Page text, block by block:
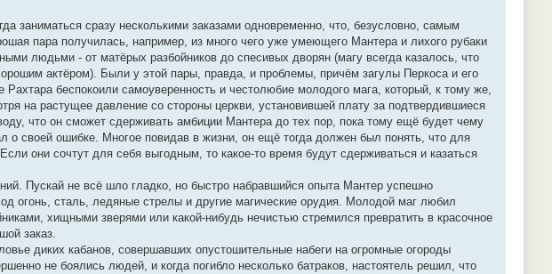
заниматься сразу несколькими заказами одновременно, что, безусловно, самым
пара получилась, например, из много чего уже умеющего Мантера и лихого рубаки
людьми - от матёрых разбойников до спесивых дворян (магу всегда казалось, что
актёром). Были у этой пары, правда, и проблемы, причём загулы Перкоса и его
беспокоили самоуверенность и честолюбие молодого мага, который, к тому же,
на растущее давление со стороны церкви, установившей плату за подтвердившиеся
что он сможет сдерживать амбиции Мантера до тех пор, пока тому ещё будет чему
о своей ошибке. Многое повидав в жизни, он ещё тогда должен был понять, что для
они сочтут для себя выгодным, то какое-то время будут сдерживаться и казаться
Пускай не всё шло гладко, но быстро набравшийся опыта Мантер успешно
огонь, сталь, ледяные стрелы и другие магические орудия. Молодой маг любил
хищными зверями или какой-нибудь нечистью стремился превратить в красочное
заказ.
диких кабанов, совершавших опустошительные набеги на огромные огороды
не боялись людей, и когда погибло несколько батраков, настоятель решил, что